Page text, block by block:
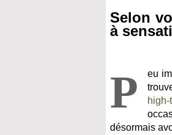
Selon
à
P
eu
high-
désormais